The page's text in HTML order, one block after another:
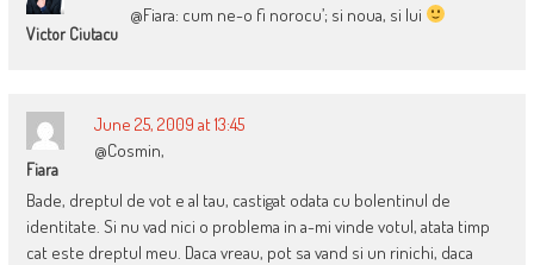
Victor Ciutacu
@Fiara: cum ne-o fi norocu’; si noua, si lui
Fiara
June 25, 2009 at 13:45
@Cosmin,
Bade, dreptul de vot e al tau, castigat odata cu bolentinul de
identitate. Si nu vad nici o problema in a-mi vinde votul, atata timp
cat este dreptul meu. Daca vreau, pot sa vand si un rinichi, daca